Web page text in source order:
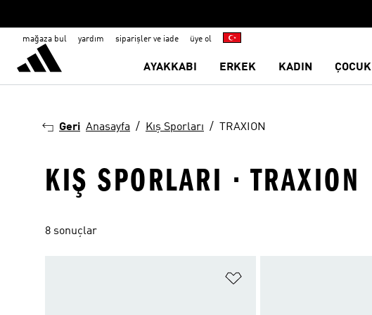
mağaza bul yardım siparişler ve iade üye ol
AYAKKABI ERKEK KADIN ÇOCUK
Geri Anasayfa Kış Sporları TRAXION
KIŞ SPORLARI · TRAXION
8 sonuçlar